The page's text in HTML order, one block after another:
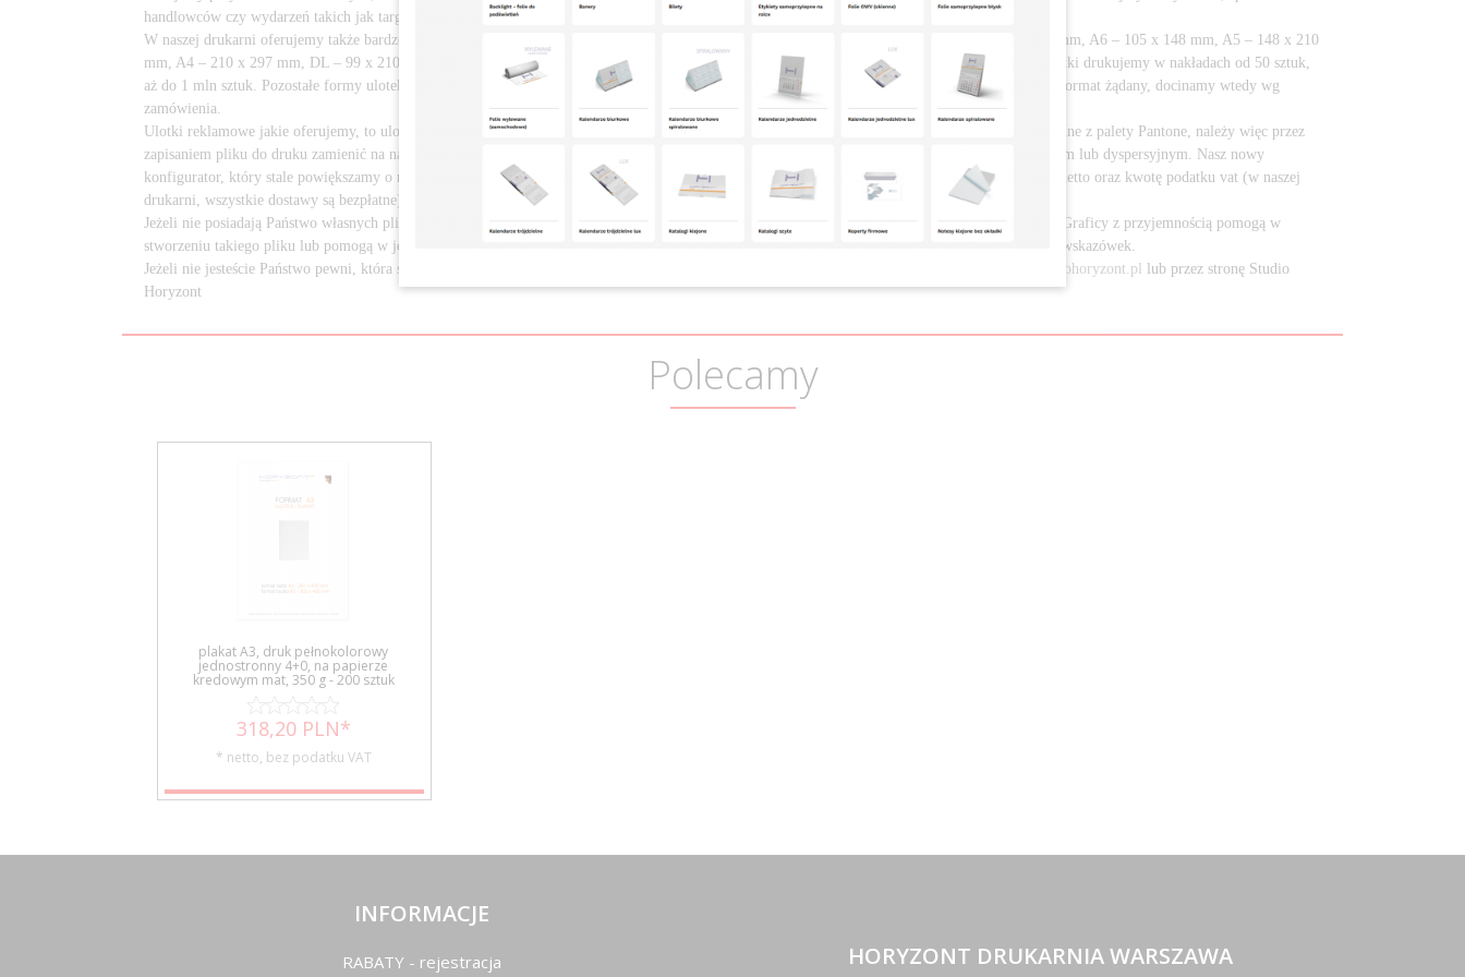
handlowców czy wydarzeń takich jak targi, konferencje. Druk ulotek, oferujemy w technice druku cyfrowego lub druku offsetowego.
W naszej drukarni oferujemy także bardzo duży wybór formatów oraz gramatur ulotek. Ulotki oferujemy od najmniejszego formatu A7 – 74 x 105 mm, A6 – 105 x 148 mm, A5 – 148 x 210
mm, A4 – 210 x 297 mm, DL – 99 x 210 mm, 200 x 200 mm, 198 x 210 mm, 120 x 120 mm, 150 x 150 mm, do formatu A3 – 297 x 420 mm. Ulotki drukujemy w nakładach od 50 sztuk,
aż do 1 mln sztuk. Pozostałe formy ulotek, które nie znalazły się w naszym konfiguratorze, możecie zamówił Państwo także przez Dział Handlowy, format żądany, docinamy wtedy wg
zamówienia.
Ulotki reklamowe jakie oferujemy, to ulotki z zadrukiem jednostronnym oraz dwustronnym w pełnej palecie kolorów CMYK+CMYK, kolory specjalne z palety Pantone, należy więc przez
zapisaniem pliku do druku zamienić na najbliższy możliwy odpowiednik w druku 4 kolorowym CMYK. Ulotki zabezpieczone są lakierem offsetowym lub dyspersyjnym. Nasz nowy
konfigurator, który stale powiększamy o nowe gramatury oraz formaty w sposób automatyczny wyliczy wszystkie koszty zamówienia, podając cenę netto oraz kwotę podatku vat (w naszej
drukarni, wszystkie dostawy są bezpłatne).
Jeżeli nie posiadają Państwo własnych plików do druku (zamknięty plik pdf) ulotki, zapraszamy do skorzystania z usług naszego studia graficznego. Graficy z przyjemnością pomogą w
stworzeniu takiego pliku lub pomogą w jego przygotowaniu do druku. Mogą także zaprojektować Państwa ulotki do podstaw, na podstawie Państwa wskazówek.
Jeżeli nie jesteście Państwo pewni, która specyfikacja będzie najbliższa Państwa oczekiwaniom, prosimy o kontakt z biurem handlowym
biuro@studiohoryzont.pl
lub przez stronę Studio
Horyzont
Polecamy
plakat A3, druk pełnokolorowy
jednostronny 4+0, na papierze
kredowym mat, 350 g - 200 sztuk
318,20 PLN*
* netto, bez podatku VAT
INFORMACJE
RABATY - rejestracja HORYZONT DRUKARNIA WARSZAWA